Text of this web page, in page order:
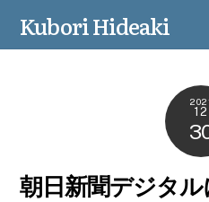
Kubori Hideaki
12
朝日新聞デジタ